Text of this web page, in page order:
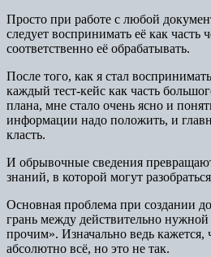
Просто при работе с любой
следует воспринимать её как часть
соответственно её обрабатывать.
После того, как я стал
каждый тест-кейс как часть
плана, мне стало очень ясно и
информации надо положить, и
класть.
И обрывочные сведения
знаний, в которой могут
Основная проблема при создании
грань между действительно
прочим». Изначально ведь кажется,
абсолютно всё, но это не так.